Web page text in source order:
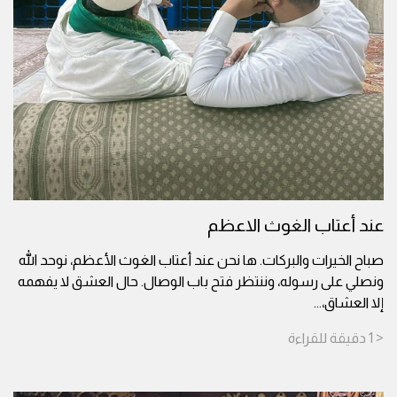
عند أعتاب الغوث الاعظم
صباح الخيرات والبركات. ها نحن عند أعتاب الغوث الأعظم، نوحد الله
ونصلي على رسوله، وننتظر فتح باب الوصال. حال العشق لا يفهمه
إلا العشاق،...
< 1 دقيقة للقراءة